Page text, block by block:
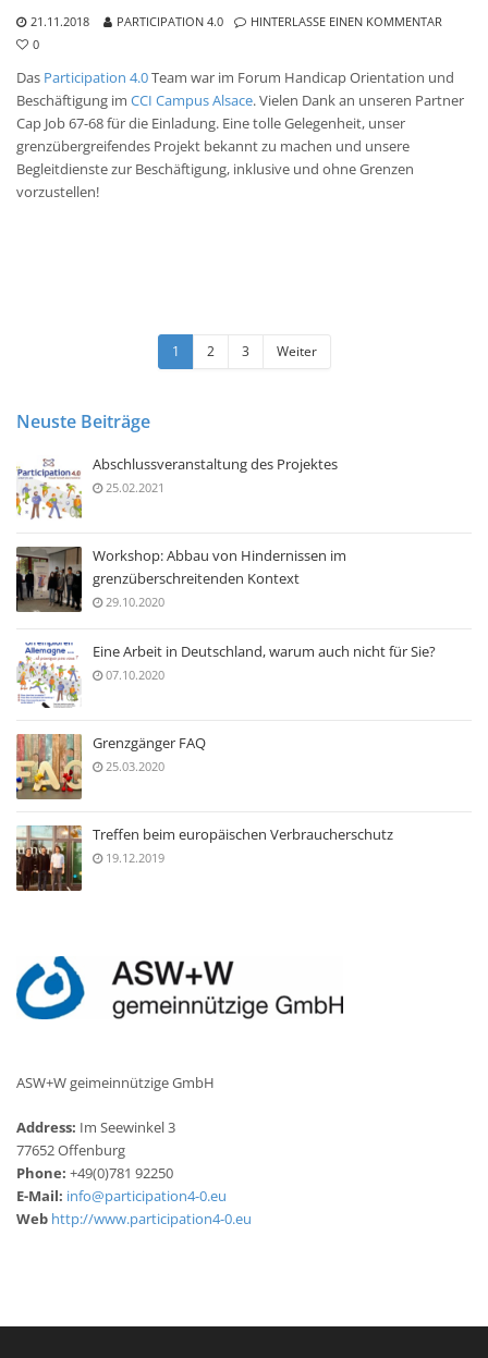
21.11.2018 PARTICIPATION 4.0
HINTERLASSE EINEN KOMMENTAR
0
Das Participation 4.0Team war im Forum Handicap Orientation und
Beschäftigung im CCI Campus Alsace. Vielen Dank an unseren Partner
Cap Job 67-68 für die Einladung. Eine tolle Gelegenheit, unser
grenzübergreifendes Projekt bekannt zu machen und unsere
Begleitdienste zur Beschäftigung, inklusive und ohne Grenzen
vorzustellen!
1 2 3 Weiter
Neuste Beiträge
Abschlussveranstaltung des Projektes
25.02.2021
Workshop: Abbau von Hindernissen im
grenzüberschreitenden Kontext
29.10.2020
Eine Arbeit in Deutschland, warum auch nicht für Sie?
07.10.2020
Grenzgänger FAQ
25.03.2020
Treffen beim europäischen Verbraucherschutz
19.12.2019
ASW+W geimeinnützige GmbH
Address: Im Seewinkel 3
77652 Offenburg
Phone: +49(0)781 92250
E-Mail: info@participation4-0.eu
Web http://www.participation4-0.eu